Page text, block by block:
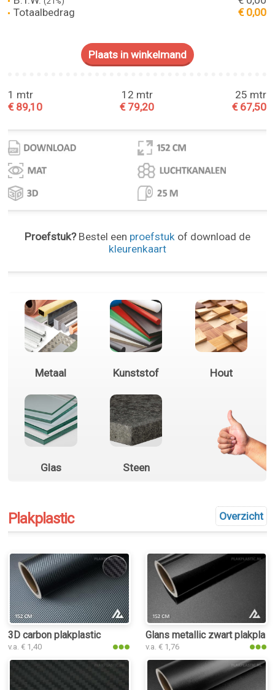
Totaalbedrag
€ 0,00
1 mtr
€ 89,10
12 mtr
€ 79,20
25 mtr
€ 67,50
Proefstuk?Bestel een proefstukof download de
kleurenkaart
Metaal Kunststof Hout
Glas Steen
Overzicht
Plakplastic
3D carbon plakplastic
v.a. € 1,40
Glans metallic zwart
v.a. € 1,76